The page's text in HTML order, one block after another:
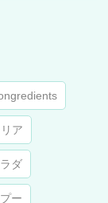
ア
ダ
ー